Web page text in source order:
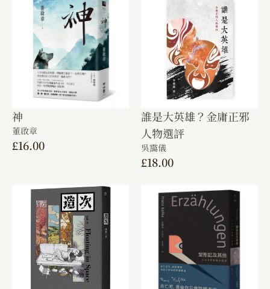
神
董啟章
£16.00
誰是大英雄？金庸正邪
人物選評
吳靄儀
£18.00